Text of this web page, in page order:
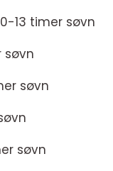
13 timer søvn
søvn
søvn
søvn